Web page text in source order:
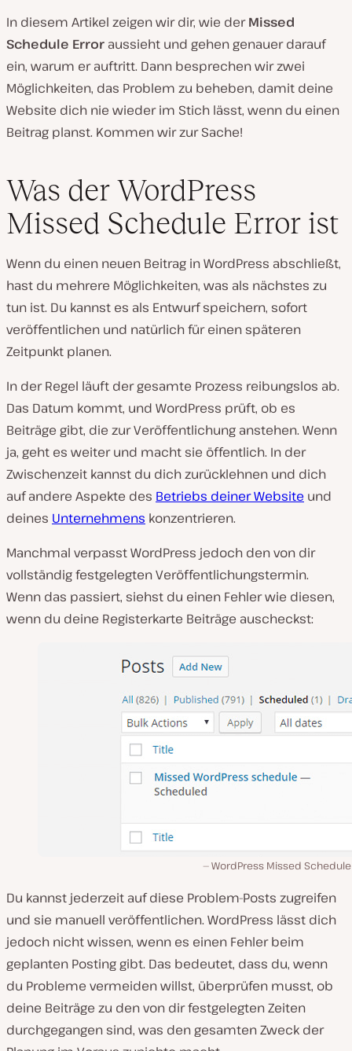
In diesem Artikel zeigen wir dir, wie derMissed
Schedule Error aussieht und gehen genauer darauf
ein, warum er auftritt. Dann besprechen wir zwei
Möglichkeiten, das Problem zu beheben, damit deine
Website dich nie wieder im Stich lässt, wenn du einen
Beitrag planst. Kommen wir zur Sache!
Was der WordPress
Missed Schedule Error ist
Wenn du einen neuen Beitrag in WordPress abschließt,
hast du mehrere Möglichkeiten, was als nächstes zu
tun ist. Du kannst es als Entwurf speichern, sofort
veröffentlichen und natürlich für einen späteren
Zeitpunkt planen.
In der Regel läuft der gesamte Prozess reibungslos ab.
Das Datum kommt, und WordPress prüft, ob es
Beiträge gibt, die zur Veröffentlichung anstehen. Wenn
ja, geht es weiter und macht sie öffentlich. In der
Zwischenzeit kannst du dich zurücklehnen und dich
auf andere Aspekte des Betriebs deiner Website und
deines Unternehmens konzentrieren.
Manchmal verpasst WordPress jedoch den von dir
vollständig festgelegten Veröffentlichungstermin.
Wenn das passiert, siehst du einen Fehler wie diesen,
wenn du deine Registerkarte Beiträge auscheckst:
WordPress Missed
Du kannst jederzeit auf diese Problem-Posts zugreifen
und sie manuell veröffentlichen. WordPress lässt dich
jedoch nicht wissen, wenn es einen Fehler beim
geplanten Posting gibt. Das bedeutet, dass du, wenn
du Probleme vermeiden willst, überprüfen musst, ob
deine Beiträge zu den von dir festgelegten Zeiten
durchgegangen sind, was den gesamten Zweck der